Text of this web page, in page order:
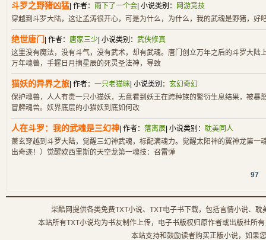
斗罗之野猪凶猛 | 作者： 雨下了一个会 | 小说类别：
网游竞技
穿越到斗罗大陆，这让孟涛很开心，可是为什么，为什么，我的武魂是野猪，
绝世唐门 | 作者： 唐家三少 | 小说类别： 武侠修真
这里没有魔法，没有斗气，没有武术，却有武魂。唐门创立万年之后的斗罗大
万年魂兽，手握日月摘星辰的死灵圣法神，导致
猫妖的异界之旅 | 作者： 一只老猫眯 | 小说类别： 玄幻奇幻
保护魂兽，人人有责一只小猫妖，无意看到妖王在跨种族的繁衍生息结果，被
冒牌魂兽。妖界底层的小猫妖到底如何改
人在斗罗：我的武魂是三幻神 | 作者： 落离辰 | 小说类别： 耽美同人
萧玄穿越到斗罗大陆，觉醒三幻神武魂，标配满魂力。觉醒太阳神的翼神龙第
出奇迹！）觉醒欧西里斯的天空龙第一魂技：召雷弹
97
柒酷网提供各类免费TXT小说、TXT电子书下载，包括言情小说、
本站所有TXT小说均为书友制作上传，电子书版权归原作者或出版社所
本站支持和鼓励读者购买正版小说，如果